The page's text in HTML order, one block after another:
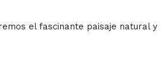
el fascinante paisaje natural